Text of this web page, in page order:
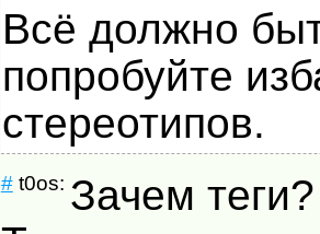
Всё должно
попробуйте
стереотипов.
#t0os: Зачем